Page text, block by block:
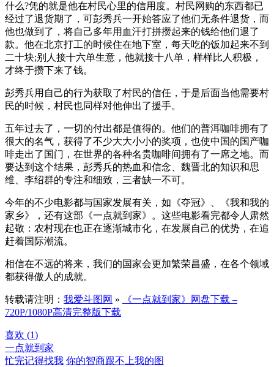
什么?凭的就是他在村民心里的信用度。村民网购的东西都已
经过了退货期了，可彭秀兵一开始答应了他们无条件退货，而
他也做到了，将自己多年用血汗打拼攒起来的钱给他们退了
款。他在北京打工的时候住在地下室，每天吃的饭加起来不到
二十块;别人接十六单生意，他就接十八单，样样比人积极，
才终于攒下来了钱。
彭秀兵用自己的行为获取了村民的信任，于是后面当他需要村
民的时候，村民也同样对他伸出了援手。
五年过去了，一切的付出都是值得的。他们的普洱咖啡拥有了
很大的名气，获得了不少大大小小的奖项，也使中国的国产咖
啡走出了国门，在世界的各种名贵咖啡间拥有了一席之地。而
要达到这个结果，彭秀兵的热血和信念、魏晋北的知识和思
维、李绍群的专注和细致，三者缺一不可。
今年的不少电影都与国家发展有关，如《夺冠》、《我和我的
家乡》，还有这部《一点就到家》。这些电影看完都令人肃然
起敬：农村现在也正在逐渐城市化，在发展自己的优势，在追
赶着国际潮流。
相信在不远的将来，我们的国家会更加繁荣昌盛，在各个领域
都获得傲人的成就。
转载请注明： 我爱斗图网 »
《一点就到家》网盘下载 –
720P/1080P高清完整版下载
喜欢 (1)
一点就到家
忙完记得找我 你的智商跟不上我的图